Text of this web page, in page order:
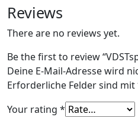
Reviews
There are no reviews yet.
Be the first to review
Deine E-Mail-Adresse wird
Erforderliche Felder sind mit
Your rating *